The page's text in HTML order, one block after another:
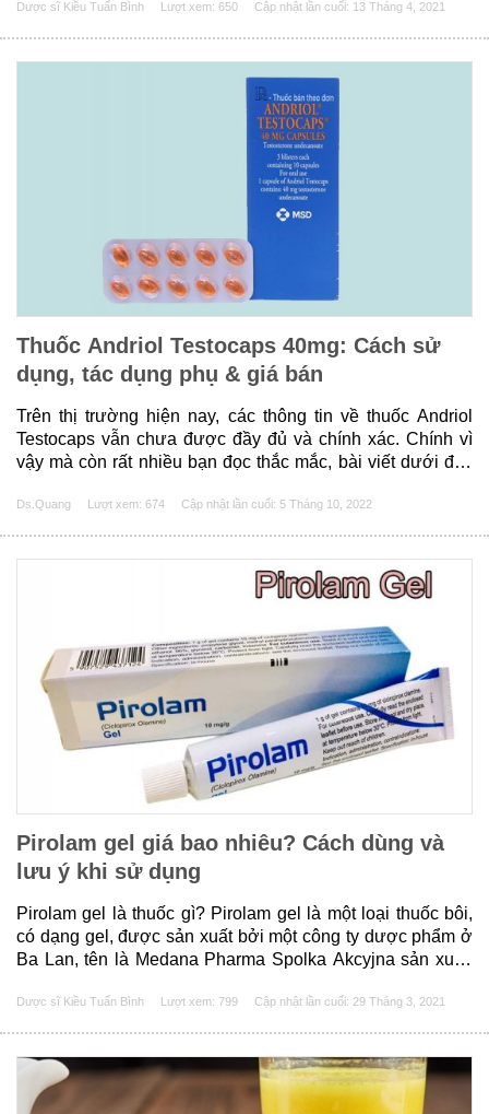
Mua ở đâu? Dưới đây là thông tin......
Dược sĩ Kiều Tuấn Bình Lượt xem: 650 Cập nhật lần cuối: 13 Tháng 4, 2021
Thuốc Andriol Testocaps 40mg: Cách sử
dụng, tác dụng phụ & giá bán
Trên thị trường hiện nay, các thông tin về thuốc Andriol
Testocaps vẫn chưa được đầy đủ và chính xác. Chính vì
vậy mà còn rất nhiều bạn đọc thắc mắc, bài viết dưới đây
thuốc Andriol Testocaps 400mg như tác......
Ds.Quang Lượt xem: 674 Cập nhật lần cuối: 5 Tháng 10, 2022
Pirolam gel giá bao nhiêu? Cách dùng và
lưu ý khi sử dụng
Pirolam gel là thuốc gì? Pirolam gel là một loại thuốc bôi,
có dạng gel, được sản xuất bởi một công ty dược phẩm ở
Ba Lan, tên là Medana Pharma Spolka Akcyjna sản xuất.
quan đến da liễu, cụ thể hơn là......
Dược sĩ Kiều Tuấn Bình Lượt xem: 799 Cập nhật lần cuối: 29 Tháng 3, 2021